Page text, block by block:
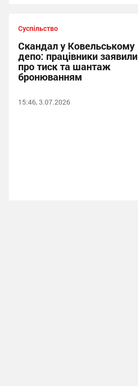
Суспільство
Скандал у Ковельському
депо: працівники заявили
про тиск та шантаж
бронюванням
15:46, 3.07.2026